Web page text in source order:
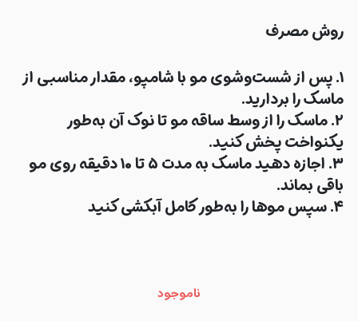
روش مصرف
۱. پس از شست‌وشوی مو با شامپو، مقدار مناسبی از
ماسک را بردارید.
۲. ماسک را از وسط ساقه مو تا نوک آن به‌طور
یکنواخت پخش کنید.
۳. اجازه دهید ماسک به مدت ۵ تا ۱۰ دقیقه روی مو
باقی بماند.
۴. سپس موها را به‌طور کامل آبکشی کنید
ناموجود